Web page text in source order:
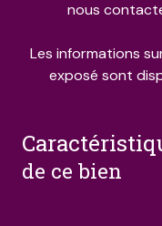
nous
Les informations
exposé sont
de ce bien